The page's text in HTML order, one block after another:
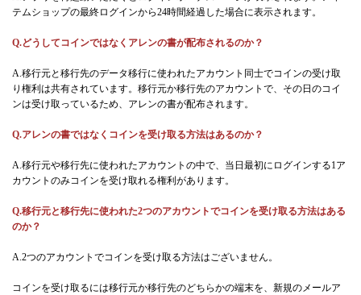
テムショップの最終ログインから24時間経過した場合に表示されます。
Q.どうしてコインではなくアレンの書が配布されるのか？
A.移行元と移行先のデータ移行に使われたアカウント同士でコインの受け取
り権利は共有されています。移行元か移行先のアカウントで、その日のコイ
ンは受け取っているため、アレンの書が配布されます。
Q.アレンの書ではなくコインを受け取る方法はあるのか？
A.移行元や移行先に使われたアカウントの中で、当日最初にログインする1ア
カウントのみコインを受け取れる権利があります。
Q.移行元と移行先に使われた2つのアカウントでコインを受け取る方法はある
のか？
A.2つのアカウントでコインを受け取る方法はございません。
コインを受け取るには移行元か移行先のどちらかの端末を、新規のメールア